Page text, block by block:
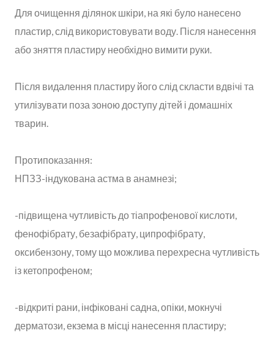
Для очищення ділянок шкіри, на які було нанесено
пластир, слід використовувати воду. Після нанесення
або зняття пластиру необхідно вимити руки.
Після видалення пластиру його слід скласти вдвічі та
утилізувати поза зоною доступу дітей і домашніх
тварин.
Протипоказання:
НПЗЗ-індукована астма в анамнезі;
-підвищена чутливість до тіапрофенової кислоти,
фенофібрату, безафібрату, ципрофібрату,
оксибензону, тому що можлива перехресна чутливість
із кетопрофеном;
-відкриті рани, інфіковані садна, опіки, мокнучі
дерматози, екзема в місці нанесення пластиру;